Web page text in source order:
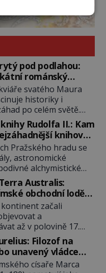
pod podlahou:
románský
do zapadlého
svatého Maura
historiky i
po celém světě.
zlatnická památka
je po českých
klenotech druhým
movitým majetkem v
Přestože byl
1985 po dramatickém
úspěšně
minulost stále
mlha. Otázky, jak
[…]
Rudolfa II.: Kam
knihovna
Pražského hradu se
astronomické
alchymistické
Rudolf II.
vše, co souvisí s
přírody, hvězd i
Jenže po jeho
slavné sbírky začínají
z nich mizí navždy.
knihy? A
někde zapomenuté
nikdo […]
Australis:
obchodní lodě
začali
a
až v polovině 17.
však možnost, že
vzdálený kontinent
již evropské
a to o 15
Filozof na
unavený vládce
císaře Marca